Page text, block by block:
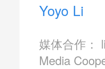
Yoyo Li
媒体合作：
Media